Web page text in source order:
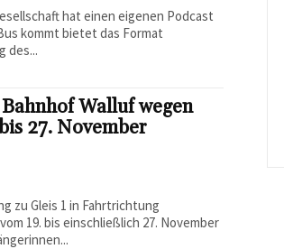
hat einen eigenen Podcast
kommt bietet das Format
des...
Walluf wegen
27. November
zu Gleis 1 in Fahrtrichtung
19. bis einschließlich 27. November